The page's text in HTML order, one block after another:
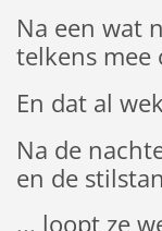
Na een wat
telkens mee
En dat al
Na de
en de